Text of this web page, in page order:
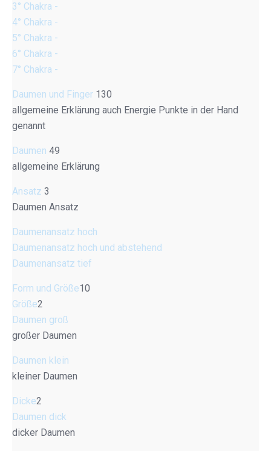
3° Chakra -
4° Chakra -
5° Chakra -
6° Chakra -
7° Chakra -
Daumen und Finger 130
allgemeine Erklärung auch Energie Punkte in der Hand
genannt
Daumen 49
allgemeine Erklärung
Ansatz 3
Daumen Ansatz
Daumenansatz hoch
Daumenansatz hoch und abstehend
Daumenansatz tief
Form und Größe10
Größe2
Daumen groß
großer Daumen
Daumen klein
kleiner Daumen
Dicke2
Daumen dick
dicker Daumen